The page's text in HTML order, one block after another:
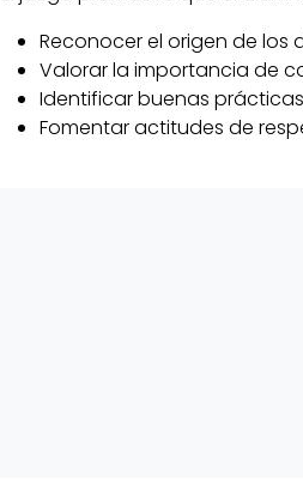
Reconocer el origen de los
Valorar la importancia de
Identificar buenas
Fomentar actitudes de